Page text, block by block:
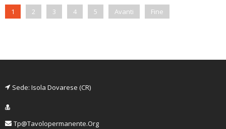
1 2 3 4 5 Avanti Fine
Sede: Isola Dovarese (CR)
Tp@tavolopermanente.org